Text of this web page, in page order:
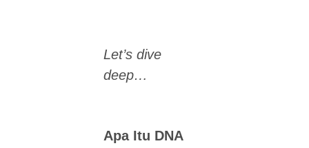
Let’s dive
deep…
Apa Itu DNA